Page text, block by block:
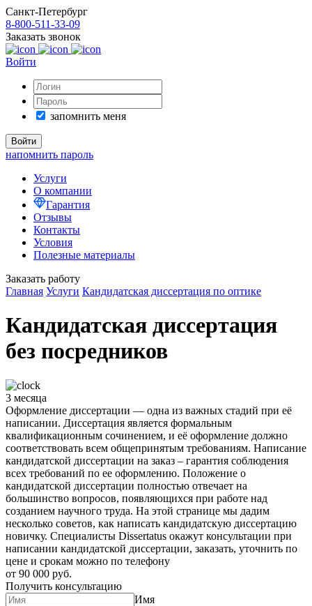
Санкт-Петербург
8-800-511-33-09
Заказать звонок
Войти
запомнить меня
напомнить пароль
Услуги
О компании
Гарантия
Отзывы
Контакты
Условия
Полезные материалы
Заказать работу
Главная Услуги Кандидатская диссертация по оптике
Кандидатская диссертация
без посредников
3 месяца
Оформление диссертации — одна из важных стадий при её
написании. Диссертация является формальным
квалификационным сочинением, и её оформление должно
соответствовать всем общепринятым требованиям. Написание
кандидатской диссертации на заказ – гарантия соблюдения
всех требований по ее оформлению. Положение о
кандидатской диссертации полностью отвечает на
большинство вопросов, появляющихся при работе над
созданием научного труда. На этой странице мы дадим
несколько советов, как написать кандидатскую диссертацию
новичку. Специалисты Dissertatus окажут консультации при
написании кандидатской диссертации, заказать, уточнить по
цене и срокам можно по телефону
от 90 000 руб.
Получить консультацию
Имя